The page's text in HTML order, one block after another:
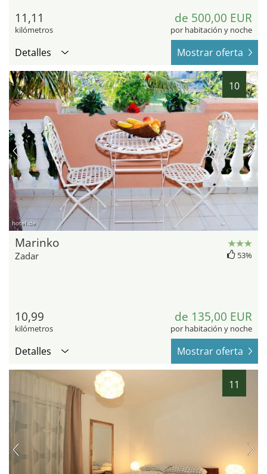
11,11
kilómetros
de 500,00 EUR
por habitación y noche
Detalles Mostrar oferta
10
hotel.de
Marinko
Zadar 53%
10,99
kilómetros
de 135,00 EUR
por habitación y noche
Detalles Mostrar oferta
11